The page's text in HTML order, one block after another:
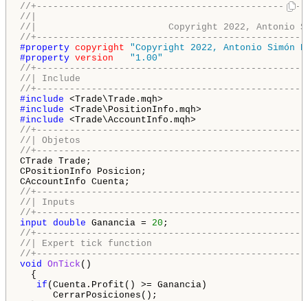
//
//|
//|                        Copyright 2022, Antonio
//
#property copyright
"Copyright 2022, Antonio Simón
#property version
"1.00"
//
//| Include
//
#include
#include
#include
//
//| Objetos
//
CTrade Trade;
CPositionInfo Posicion;
//
//| Inputs
//
input double Ganancia = 20
//
//| Expert tick function
//
void
OnTick ()
{
if (Cuenta.Profit() >= Ganancia)
CerrarPosiciones();